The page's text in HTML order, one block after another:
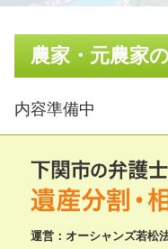
農家・元農家
内容準備中
運営：オーシャンズ若松